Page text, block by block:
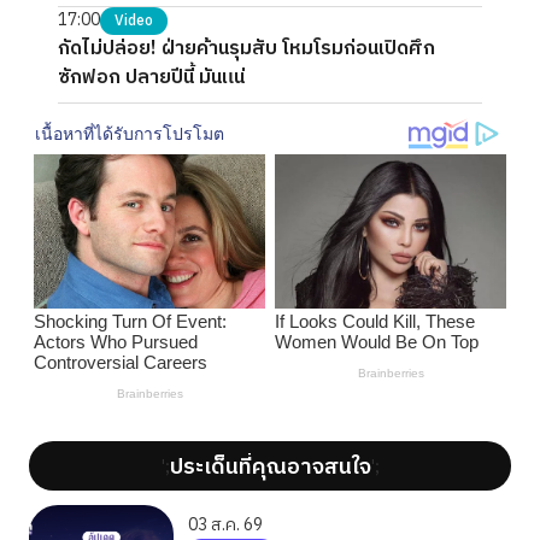
17:00 Video
กัดไม่ปล่อย! ฝ่ายค้านรุมสับ โหมโรมก่อนเปิดศึก
ซักฟอก ปลายปีนี้ มันแน่
';ประเด็นที่คุณอาจสนใจ';
03 ส.ค. 69